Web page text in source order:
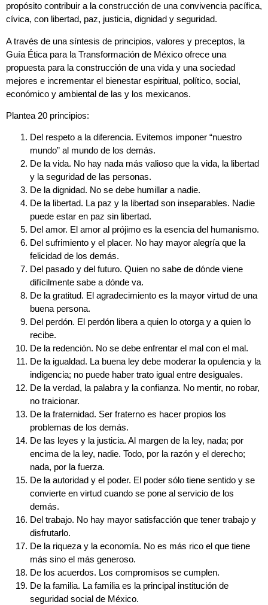
propósito contribuir a la construcción de una convivencia pacífica,
cívica, con libertad, paz, justicia, dignidad y seguridad.
A través de una síntesis de principios, valores y preceptos, la
Guía Ética para la Transformación de México ofrece una
propuesta para la construcción de una vida y una sociedad
mejores e incrementar el bienestar espiritual, político, social,
económico y ambiental de las y los mexicanos.
Plantea 20 principios:
Del respeto a la diferencia. Evitemos imponer “nuestro
mundo” al mundo de los demás.
De la vida. No hay nada más valioso que la vida, la libertad
y la seguridad de las personas.
De la dignidad. No se debe humillar a nadie.
De la libertad. La paz y la libertad son inseparables. Nadie
puede estar en paz sin libertad.
Del amor. El amor al prójimo es la esencia del humanismo.
Del sufrimiento y el placer. No hay mayor alegría que la
felicidad de los demás.
Del pasado y del futuro. Quien no sabe de dónde viene
difícilmente sabe a dónde va.
De la gratitud. El agradecimiento es la mayor virtud de una
buena persona.
Del perdón. El perdón libera a quien lo otorga y a quien lo
recibe.
De la redención. No se debe enfrentar el mal con el mal.
De la igualdad. La buena ley debe moderar la opulencia y la
indigencia; no puede haber trato igual entre desiguales.
De la verdad, la palabra y la confianza. No mentir, no robar,
no traicionar.
De la fraternidad. Ser fraterno es hacer propios los
problemas de los demás.
De las leyes y la justicia. Al margen de la ley, nada; por
encima de la ley, nadie. Todo, por la razón y el derecho;
nada, por la fuerza.
De la autoridad y el poder. El poder sólo tiene sentido y se
convierte en virtud cuando se pone al servicio de los
demás.
Del trabajo. No hay mayor satisfacción que tener trabajo y
disfrutarlo.
De la riqueza y la economía. No es más rico el que tiene
más sino el más generoso.
De los acuerdos. Los compromisos se cumplen.
De la familia. La familia es la principal institución de
seguridad social de México.